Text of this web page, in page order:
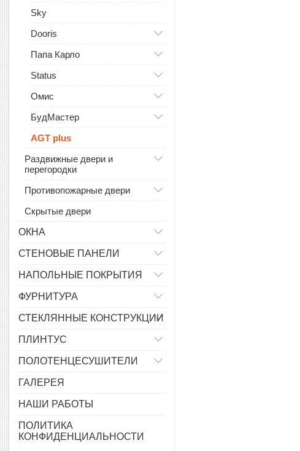
Sky
Dooris
Папа Карло
Status
Омис
БудМастер
AGT plus
Раздвижные двери и
перегородки
Противопожарные двери
Скрытые двери
ОКНА
СТЕНОВЫЕ ПАНЕЛИ
НАПОЛЬНЫЕ ПОКРЫТИЯ
ФУРНИТУРА
СТЕКЛЯННЫЕ КОНСТРУКЦИИ
ПЛИНТУС
ПОЛОТЕНЦЕСУШИТЕЛИ
ГАЛЕРЕЯ
НАШИ РАБОТЫ
ПОЛИТИКА
КОНФИДЕНЦИАЛЬНОСТИ